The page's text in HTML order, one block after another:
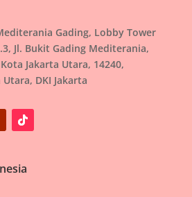
Gading, Lobby Tower
Jl. Bukit Gading Mediterania,
Jakarta Utara, 14240,
DKI Jakarta